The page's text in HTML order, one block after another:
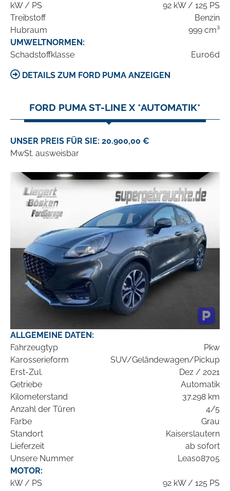
kW / PS
92 kW / 125 PS
Treibstoff
Benzin
Hubraum
999 cm³
UMWELTNORMEN:
Schadstoffklasse
Euro6d
DETAILS ZUM FORD PUMA ANZEIGEN
FORD PUMA ST-LINE X *AUTOMATIK*
UNSER PREIS FÜR SIE: 20.900,00 €
MwSt. ausweisbar
ALLGEMEINE DATEN:
Fahrzeugtyp
Pkw
Karosserieform
SUV/Geländewagen/Pickup
Erst-Zul.
Dez / 2021
Getriebe
Automatik
Kilometerstand
37.298 km
Anzahl der Türen
4/5
Farbe
Grau
Standort
Kaiserslautern
Lieferzeit
ab sofort
Unsere Nummer
Leas08705
MOTOR:
kW / PS
92 kW / 125 PS